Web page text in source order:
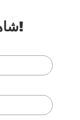
شاهد الندوة عبر الإنترنت!